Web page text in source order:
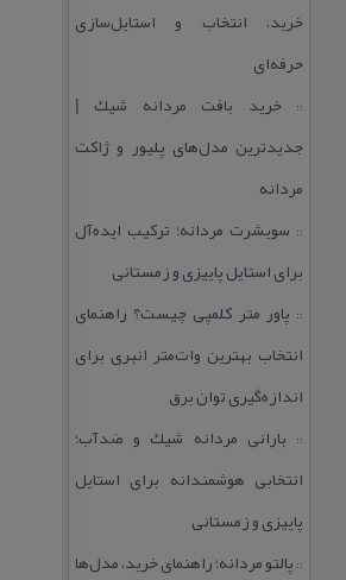
خرید، انتخاب و استایل‌سازی
حرفه‌ای
::خرید بافت مردانه شیك |
جدیدترین مدل‌های پلیور و ژاكت
مردانه
:: سویشرت مردانه؛ تركیب ایده‌آل
برای استایل پاییزی و زمستانی
:: پاور متر كلمپی چیست؟ راهنمای
انتخاب بهترین وات‌متر انبری برای
اندازه‌گیری توان برق
:: بارانی مردانه شیك و ضدآب؛
انتخابی هوشمندانه برای استایل
پاییزی و زمستانی
:: پالتو مردانه؛ راهنمای خرید، مدل‌ها